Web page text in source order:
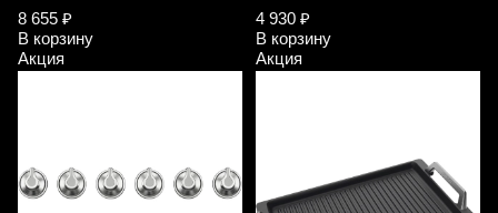
8 655 ₽
В корзину
Акция
4 930 ₽
В корзину
Акция